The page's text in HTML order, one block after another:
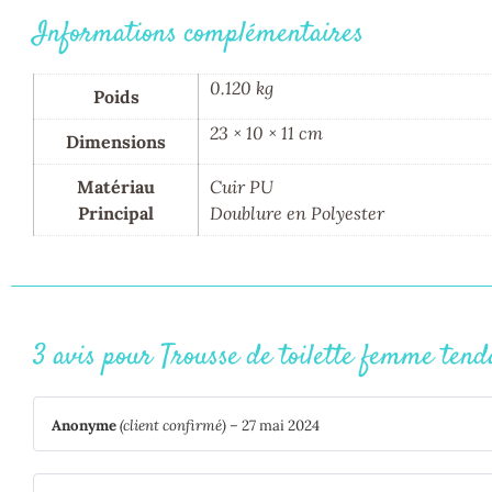
Informations complémentaires
Poids 0.120 kg
Dimensions 23 × 10 × 11 cm
Matériau
Principal
Cuir PU
Doublure en Polyester
3 avis pourTrousse de toilette femme
Anonyme(client confirmé) – 27 mai 2024